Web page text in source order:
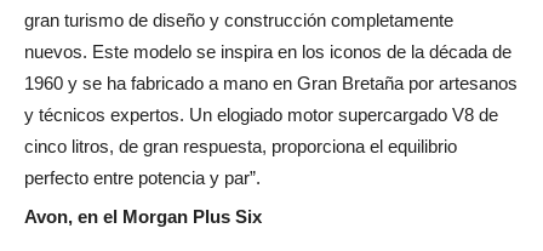
gran turismo de diseño y construcción completamente
nuevos. Este modelo se inspira en los iconos de la década de
1960 y se ha fabricado a mano en Gran Bretaña por artesanos
y técnicos expertos. Un elogiado motor supercargado V8 de
cinco litros, de gran respuesta, proporciona el equilibrio
perfecto entre potencia y par”.
Avon, en el Morgan Plus Six